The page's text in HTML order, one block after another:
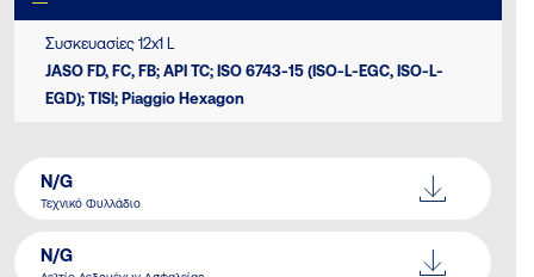
Συσκευασίες 12x1 L
JASO FD, FC, FB; API TC; ISO 6743-15 (ISO-L-EGC, ISO-L-
EGD); TISI; Piaggio Hexagon
N/G
Τεχνικό Φυλλάδιο
N/G